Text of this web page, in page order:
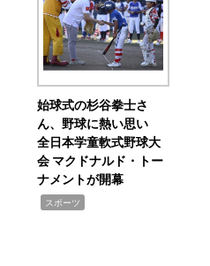
始球式の杉谷拳士さ
ん、野球に熱い思い
全日本学童軟式野球大
会 マクドナルド・トー
ナメントが開幕
スポーツ